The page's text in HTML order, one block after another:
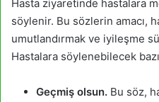
Hasta ziyaretinde hastalara
söylenir. Bu sözlerin amacı,
umutlandırmak ve iyileşme
Hastalara söylenebilecek
Geçmiş olsun. Bu söz,